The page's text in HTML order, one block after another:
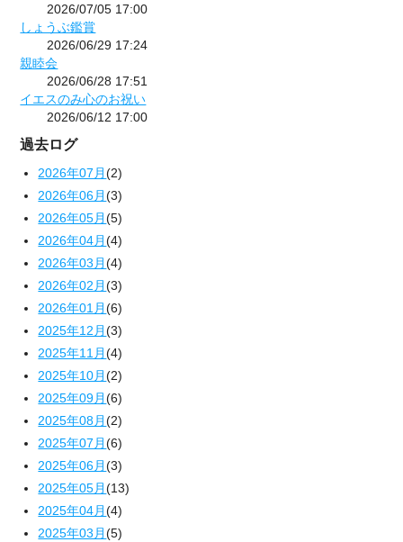
2026/07/05 17:00
しょうぶ鑑賞
2026/06/29 17:24
親睦会
2026/06/28 17:51
イエスのみ心のお祝い
2026/06/12 17:00
過去ログ
2026年07月(2)
2026年06月(3)
2026年05月(5)
2026年04月(4)
2026年03月(4)
2026年02月(3)
2026年01月(6)
2025年12月(3)
2025年11月(4)
2025年10月(2)
2025年09月(6)
2025年08月(2)
2025年07月(6)
2025年06月(3)
2025年05月(13)
2025年04月(4)
2025年03月(5)